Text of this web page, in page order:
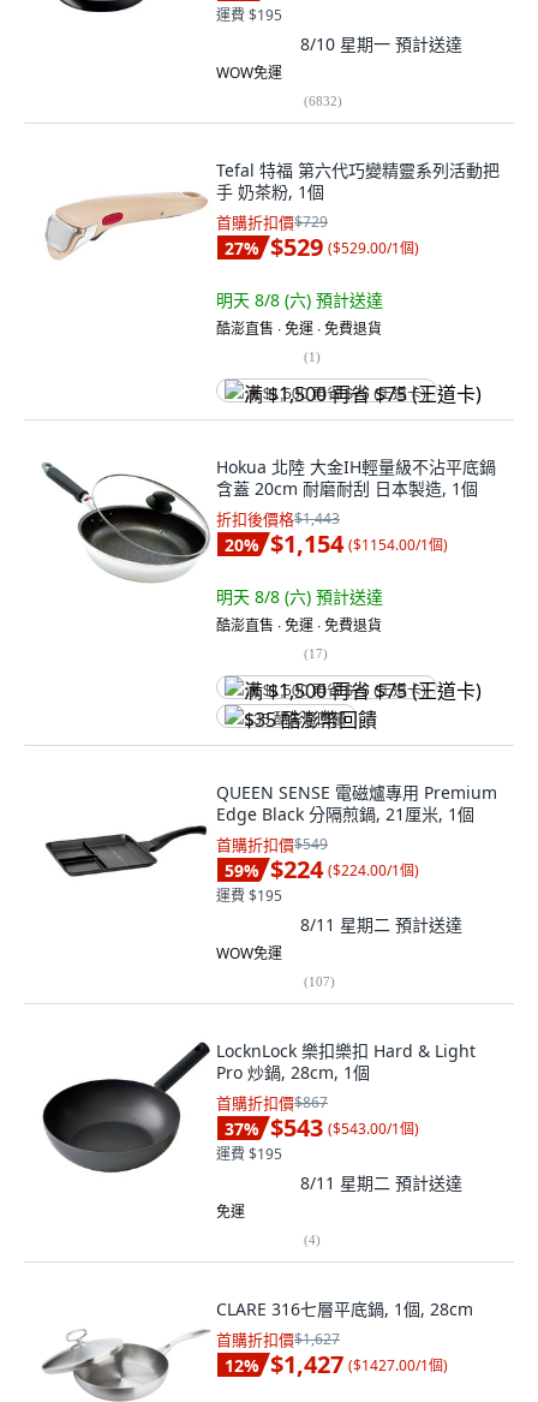
運費 $195
8/10 星期一 預計送達
WOW免運
(6832)
Tefal 特福 第六代巧變精靈系列活動把
手 奶茶粉, 1個
首購折扣價$729
27% $529 ($529.00/1個)
明天 8/8 (六) 預計送達
酷澎直售 ∙ 免運 ∙ 免費退貨
(1)
满 $1,500 再省 $75 (王道卡)
Hokua 北陸 大金IH輕量級不沾平底鍋
含蓋 20cm 耐磨耐刮 日本製造, 1個
折扣後價格$1,443
20% $1,154 ($1154.00/1個)
明天 8/8 (六) 預計送達
酷澎直售 ∙ 免運 ∙ 免費退貨
(17)
满 $1,500 再省 $75 (王道卡)
$35 酷澎幣回饋
QUEEN SENSE 電磁爐專用 Premium
Edge Black 分隔煎鍋, 21厘米, 1個
首購折扣價$549
59% $224 ($224.00/1個)
運費 $195
8/11 星期二 預計送達
WOW免運
(107)
LocknLock 樂扣樂扣 Hard & Light
Pro 炒鍋, 28cm, 1個
首購折扣價$867
37% $543 ($543.00/1個)
運費 $195
8/11 星期二 預計送達
免運
(4)
CLARE 316七層平底鍋, 1個, 28cm
首購折扣價$1,627
12% $1,427 ($1427.00/1個)